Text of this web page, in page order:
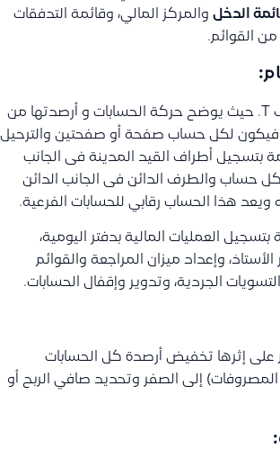
الدخل والمركز المالي، وقائمة التدفقات
من القوائم.
وهو على شكل حرف T. حيث يوضح حركة الحسابات و أرصدتها من
فيكون لكل حساب صفحة أو صفحتين والترحيل
بتسجيل أطراف القيد المدينة فى الجانب
كل حساب والطرف الدائن فى الجانب الدائن
هذا الحساب رقابي للحسابات الفرعية.
بتسجيل العمليات المالية بدفتر اليومية،
وإعداد ميزان المراجعة والقوائم
الجردية، وتدوير وإقفال الحسابات.
على إثرها تخفيض أرصدة كل الحسابات
المصروفات) إلى الصفر وتحديد صافي الربح أو